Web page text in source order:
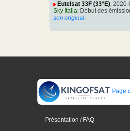
Eutelsat 33F (33°E),
Sky Italia: Début des
son original.
Page
Présentation / FAQ